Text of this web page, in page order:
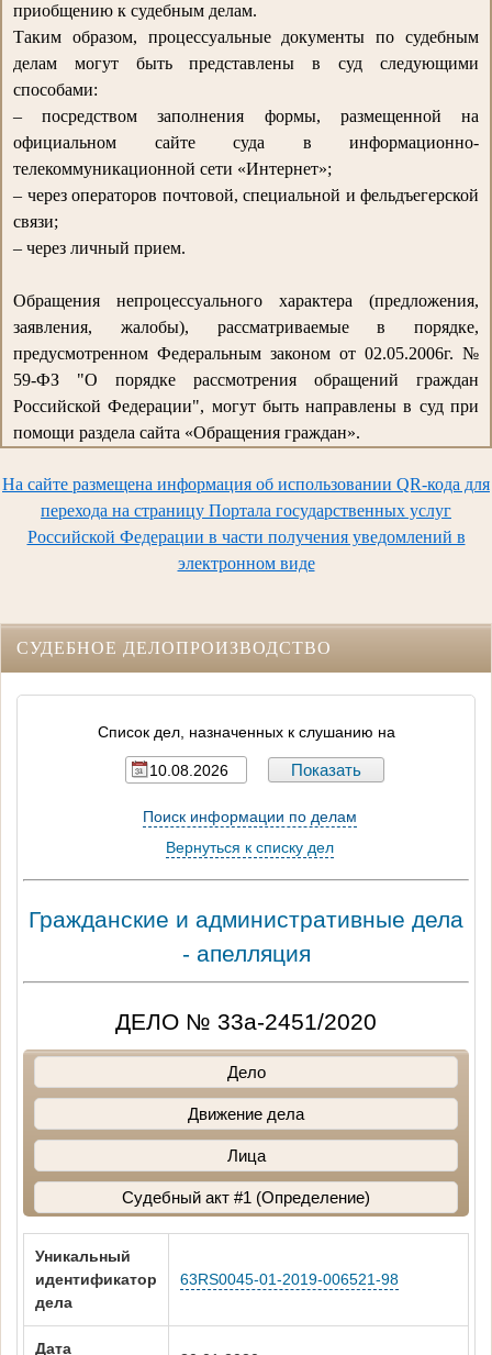
приобщению к судебным делам.
Таким образом, процессуальные документы по судебным
делам могут быть представлены в суд следующими
способами:
– посредством заполнения формы, размещенной на
официальном сайте суда в информационно-
телекоммуникационной сети «Интернет»;
– через операторов почтовой, специальной и фельдъегерской
связи;
– через личный прием.
Обращения непроцессуального характера (предложения,
заявления, жалобы), рассматриваемые в порядке,
предусмотренном Федеральным законом от 02.05.2006г. №
59-ФЗ "О порядке рассмотрения обращений граждан
Российской Федерации", могут быть направлены в суд при
помощи раздела сайта «Обращения граждан».
На сайте размещена информация об использовании QR-кода для
перехода на страницу Портала государственных услуг
Российской Федерации в части получения уведомлений в
электронном виде
СУДЕБНОЕ ДЕЛОПРОИЗВОДСТВО
Список дел, назначенных к слушанию на
Поиск информации по делам
Вернуться к списку дел
Гражданские и административные дела
- апелляция
ДЕЛО № 33а-2451/2020
Дело
Движение дела
Лица
Судебный акт #1 (Определение)
Уникальный
идентификатор
дела
63RS0045-01-2019-006521-98
Дата